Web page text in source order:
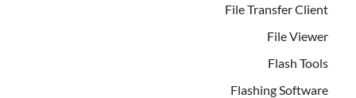
File Transfer Client
File Viewer
Flash Tools
Flashing Software